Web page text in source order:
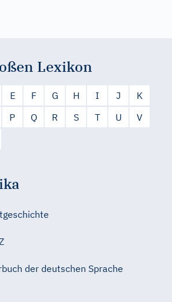
Lexikon
E F G H I J
K
P Q R S T U
V
der deutschen Sprache